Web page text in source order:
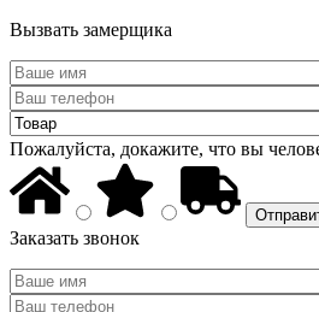
Вызвать замерщика
Пожалуйста, докажите, что вы
Заказать звонок